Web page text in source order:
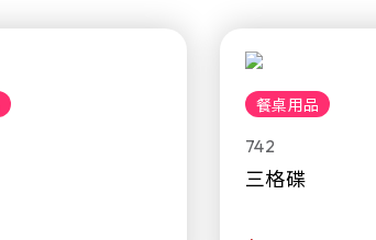
餐桌用品
742
三格碟